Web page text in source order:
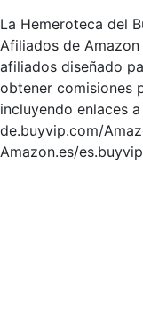
La Hemeroteca del
Afiliados de
afiliados diseñado
obtener comisiones
incluyendo enlaces
de.buyvip.com/
Amazon.es/